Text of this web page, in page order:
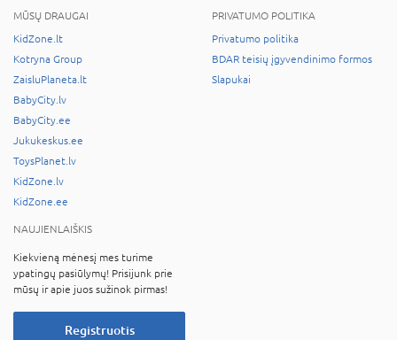
MŪSŲ DRAUGAI
KidZone.lt
Kotryna Group
ZaisluPlaneta.lt
BabyCity.lv
BabyCity.ee
Jukukeskus.ee
ToysPlanet.lv
KidZone.lv
KidZone.ee
PRIVATUMO POLITIKA
Privatumo politika
BDAR teisių įgyvendinimo formos
Slapukai
NAUJIENLAIŠKIS
Kiekvieną mėnesį mes turime
ypatingų pasiūlymų! Prisijunk prie
mūsų ir apie juos sužinok pirmas!
Registruotis